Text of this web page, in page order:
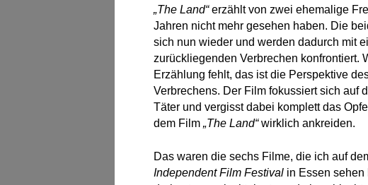
„The Land“erzählt von zwei ehemalige
Jahren nicht mehr gesehen haben. Die
sich nun wieder und werden dadurch mit
zurückliegenden Verbrechen konfrontiert.
Erzählung fehlt, das ist die Perspektive
Verbrechens. Der Film fokussiert sich auf
Täter und vergisst dabei komplett das
dem Film „The Land“wirklich ankreiden.
Das waren die sechs Filme, die ich auf
Independent Film Festival in Essen sehen